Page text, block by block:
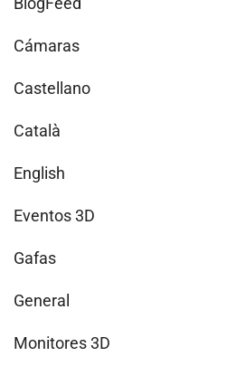
Cámaras
Castellano
Català
English
Eventos 3D
Gafas
General
Monitores 3D